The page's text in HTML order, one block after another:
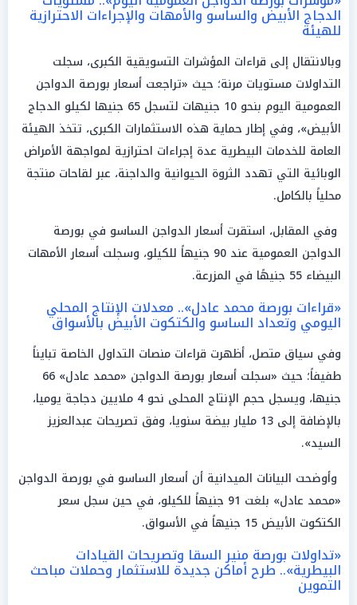
الدجاج الأبيض والساسو والأمهات والإجراءات الاحترازية
للهيئة
وبالانتقال إلى قراءات المؤشرات التسويقية الكبرى، سجلت
التداولات مستويات مرنة؛ حيث «تراجعت أسعار بورصة الدواجن
العمومية اليوم بنحو 10 جنيهات لتسجل 65 جنيها لكيلو الدجاج
الأبيض»، وفي إطار حماية هذه الاستثمارات الكبرى، تتخذ الهيئة
العامة للخدمات البيطرية عدة إجراءات احترازية لمواجهة الأمراض
الوبائية التي تهدد الثروة الحيوانية والداجنة، عبر لقاحات منتجة
محلياً بالكامل.
وفي المقابل، استقرت أسعار الدواجن الساسو في بورصة
الدواجن العمومية عند 90 جنيهاً للكيلو، وسجلت أسعار الأمهات
البيضاء 55 جنيهًا في المزرعة.
«قراءات بورصة محمد عادل».. معدلات الإنتاج المحلي
اليومي وتعداد الساسو والكتكوت الأبيض بالأسواق
وفي سياق متصل، أظهرت قراءات منصات التداول الخاصة تبايناً
طفيفاً؛ حيث «سجلت أسعار بورصة الدواجن «محمد عادل» 66
جنيها، ويسجل حجم الإنتاج المحلى نحو 4 ملايين دجاجة يوميا،
بالإضافة إلى 13 مليار بيضة سنويا، وفق تصريحات عبدالعزيز
السيد».
وأوضحت البيانات الميدانية أن أسعار الساسو في بورصة الدواجن
«محمد عادل» بلغت 91 جنيهاً للكيلو، في حين سجل سعر
الكتكوت الأبيض 15 جنيهاً في الأسواق.
«تداولات بورصة منير السقا وتصريحات القيادات
البيطرية».. طرح أماكن جديدة للاستثمار وحملات مباحث
التموين